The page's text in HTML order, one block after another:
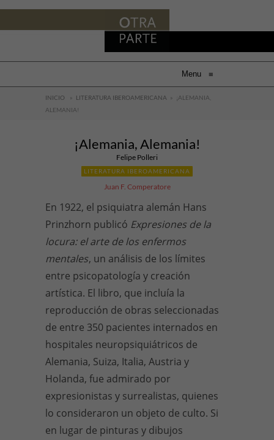
Menu ≡
INICIO » LITERATURA IBEROAMERICANA » ¡ALEMANIA,
ALEMANIA!
¡Alemania, Alemania!
Felipe Polleri
LITERATURA IBEROAMERICANA
Juan F. Comperatore
En 1922, el psiquiatra alemán Hans
Prinzhorn publicó Expresiones de la
locura: el arte de los enfermos
mentales, un análisis de los límites
entre psicopatología y creación
artística. El libro, que incluía la
reproducción de obras seleccionadas
de entre 350 pacientes internados en
hospitales neuropsiquiátricos de
Alemania, Suiza, Italia, Austria y
Holanda, fue admirado por
expresionistas y surrealistas, quienes
lo consideraron un objeto de culto. Si
en lugar de pinturas y dibujos